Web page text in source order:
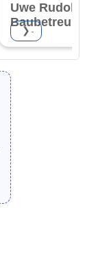
Uwe Rudolph
Baubetreuung
GmbH
❯